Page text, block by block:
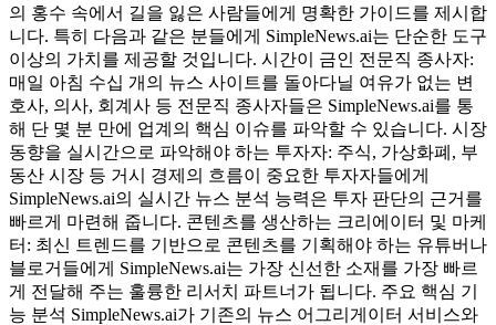
의 홍수 속에서 길을 잃은 사람들에게 명확한 가이드를 제시합
니다. 특히 다음과 같은 분들에게 SimpleNews.ai는 단순한 도구
이상의 가치를 제공할 것입니다. 시간이 금인 전문직 종사자:
매일 아침 수십 개의 뉴스 사이트를 돌아다닐 여유가 없는 변
호사, 의사, 회계사 등 전문직 종사자들은 SimpleNews.ai를 통
해 단 몇 분 만에 업계의 핵심 이슈를 파악할 수 있습니다. 시장
동향을 실시간으로 파악해야 하는 투자자: 주식, 가상화폐, 부
동산 시장 등 거시 경제의 흐름이 중요한 투자자들에게
SimpleNews.ai의 실시간 뉴스 분석 능력은 투자 판단의 근거를
빠르게 마련해 줍니다. 콘텐츠를 생산하는 크리에이터 및 마케
터: 최신 트렌드를 기반으로 콘텐츠를 기획해야 하는 유튜버나
블로거들에게 SimpleNews.ai는 가장 신선한 소재를 가장 빠르
게 전달해 주는 훌륭한 리서치 파트너가 됩니다. 주요 핵심 기
능 분석 SimpleNews.ai가 기존의 뉴스 어그리게이터 서비스와